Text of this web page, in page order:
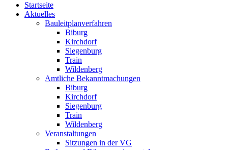
Startseite
Aktuelles
Bauleitplanverfahren
Biburg
Kirchdorf
Siegenburg
Train
Wildenberg
Amtliche Bekanntmachungen
Biburg
Kirchdorf
Siegenburg
Train
Wildenberg
Veranstaltungen
Sitzungen in der VG